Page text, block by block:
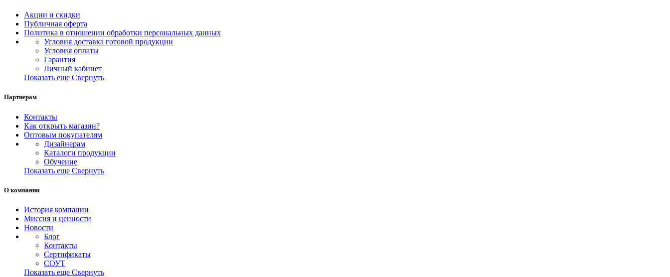
Акции и скидки
Публичная оферта
Политика в отношении обработки персональных данных
Условия доставка готовой продукции
Условия оплаты
Гарантия
Личный кабинет
Показать еще Свернуть
Партнерам
Контакты
Как открыть магазин?
Оптовым покупателям
Дизайнерам
Каталоги продукции
Обучение
Показать еще Свернуть
О компании
История компании
Миссия и ценности
Новости
Блог
Контакты
Сертификаты
СОУТ
Показать еще Свернуть